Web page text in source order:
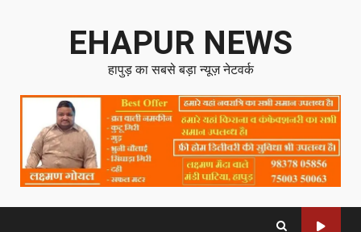
EHAPUR NEWS
हापुड़ का सबसे बड़ा न्यूज़ नेटवर्क